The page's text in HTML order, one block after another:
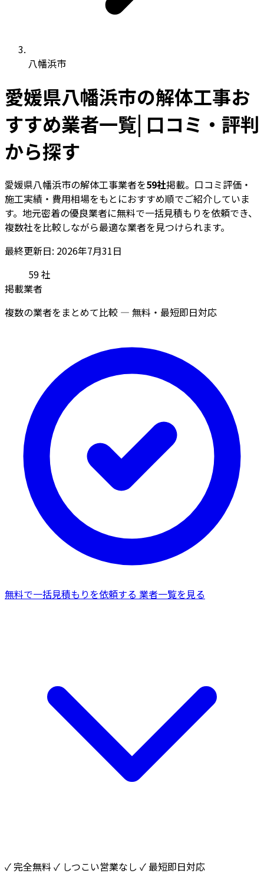
八幡浜市
愛媛県八幡浜市の解体工事お
すすめ業者一覧| 口コミ・評判
から探す
愛媛県八幡浜市の解体工事業者を59社掲載。口コミ評価・
施工実績・費用相場をもとにおすすめ順でご紹介していま
す。地元密着の優良業者に無料で一括見積もりを依頼でき、
複数社を比較しながら最適な業者を見つけられます。
最終更新日: 2026年7月31日
59社
掲載業者
複数の業者をまとめて比較 — 無料・最短即日対応
無料で一括見積もりを依頼する 業者一覧を見る
✓ 完全無料 ✓ しつこい営業なし ✓ 最短即日対応